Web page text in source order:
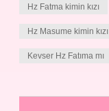
Hz Fatma kimin kızı
Hz Masume kimin kızı
Kevser Hz Fatıma mı